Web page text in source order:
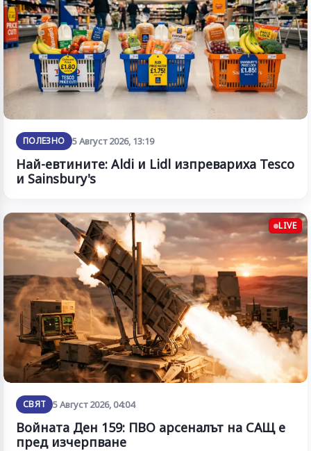
ПОЛЕЗНО 5 Август 2026, 13:19
Най-евтините: Aldi и Lidl изпревариха Tesco
и Sainsbury's
LIVE
СВЯТ 5 Август 2026, 04:04
Войната Ден 159: ПВО арсеналът на САЩ е
пред изчерпване